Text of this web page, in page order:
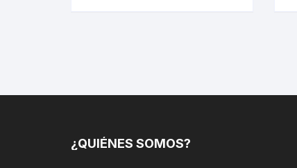
pueden
¿QUIÉNES SOMOS?